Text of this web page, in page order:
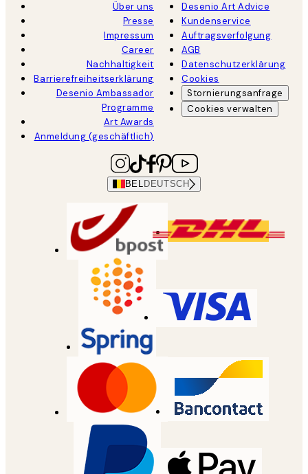
Über uns
Presse
Impressum
Career
Nachhaltigkeit
Barrierefreiheitserklärung
Desenio Ambassador
Programme
Art Awards
Anmeldung (geschäftlich)
Desenio Art Advice
Kundenservice
Auftragsverfolgung
AGB
Datenschutzerklärung
Cookies
Stornierungsanfrage
Cookies verwalten
BEL DEUTSCH